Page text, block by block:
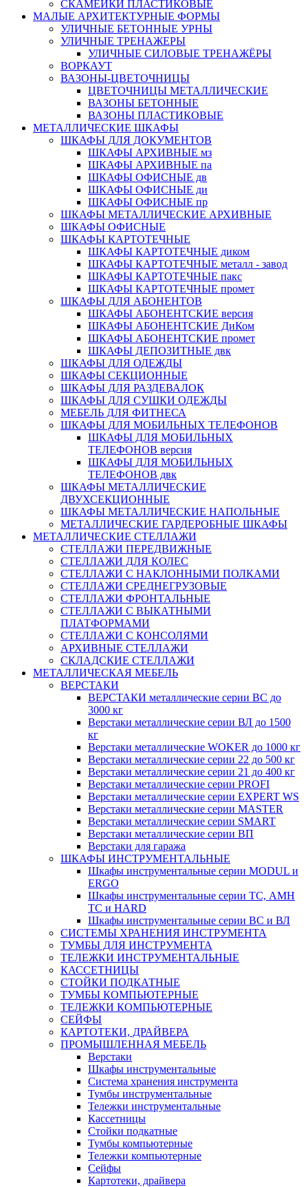
СКАМЕЙКИ ПЛАСТИКОВЫЕ
МАЛЫЕ АРХИТЕКТУРНЫЕ ФОРМЫ
УЛИЧНЫЕ БЕТОННЫЕ УРНЫ
УЛИЧНЫЕ ТРЕНАЖЕРЫ
УЛИЧНЫЕ СИЛОВЫЕ ТРЕНАЖЁРЫ
ВОРКАУТ
ВАЗОНЫ-ЦВЕТОЧНИЦЫ
ЦВЕТОЧНИЦЫ МЕТАЛЛИЧЕСКИЕ
ВАЗОНЫ БЕТОННЫЕ
ВАЗОНЫ ПЛАСТИКОВЫЕ
МЕТАЛЛИЧЕСКИЕ ШКАФЫ
ШКАФЫ ДЛЯ ДОКУМЕНТОВ
ШКАФЫ АРХИВНЫЕ мз
ШКАФЫ АРХИВНЫЕ па
ШКАФЫ ОФИСНЫЕ дв
ШКАФЫ ОФИСНЫЕ ди
ШКАФЫ ОФИСНЫЕ пр
ШКАФЫ МЕТАЛЛИЧЕСКИЕ АРХИВНЫЕ
ШКАФЫ ОФИСНЫЕ
ШКАФЫ КАРТОТЕЧНЫЕ
ШКАФЫ КАРТОТЕЧНЫЕ диком
ШКАФЫ КАРТОТЕЧНЫЕ металл - завод
ШКАФЫ КАРТОТЕЧНЫЕ пакс
ШКАФЫ КАРТОТЕЧНЫЕ промет
ШКАФЫ ДЛЯ АБОНЕНТОВ
ШКАФЫ АБОНЕНТСКИЕ версия
ШКАФЫ АБОНЕНТСКИЕ ДиКом
ШКАФЫ АБОНЕНТСКИЕ промет
ШКАФЫ ДЕПОЗИТНЫЕ двк
ШКАФЫ ДЛЯ ОДЕЖДЫ
ШКАФЫ СЕКЦИОННЫЕ
ШКАФЫ ДЛЯ РАЗДЕВАЛОК
ШКАФЫ ДЛЯ СУШКИ ОДЕЖДЫ
МЕБЕЛЬ ДЛЯ ФИТНЕСА
ШКАФЫ ДЛЯ МОБИЛЬНЫХ ТЕЛЕФОНОВ
ШКАФЫ ДЛЯ МОБИЛЬНЫХ
ТЕЛЕФОНОВ версия
ШКАФЫ ДЛЯ МОБИЛЬНЫХ
ТЕЛЕФОНОВ двк
ШКАФЫ МЕТАЛЛИЧЕСКИЕ
ДВУХСЕКЦИОННЫЕ
ШКАФЫ МЕТАЛЛИЧЕСКИЕ НАПОЛЬНЫЕ
МЕТАЛЛИЧЕСКИЕ ГАРДЕРОБНЫЕ ШКАФЫ
МЕТАЛЛИЧЕСКИЕ СТЕЛЛАЖИ
СТЕЛЛАЖИ ПЕРЕДВИЖНЫЕ
СТЕЛЛАЖИ ДЛЯ КОЛЕС
СТЕЛЛАЖИ С НАКЛОННЫМИ ПОЛКАМИ
СТЕЛЛАЖИ СРЕДНЕГРУЗОВЫЕ
СТЕЛЛАЖИ ФРОНТАЛЬНЫЕ
СТЕЛЛАЖИ С ВЫКАТНЫМИ
ПЛАТФОРМАМИ
СТЕЛЛАЖИ С КОНСОЛЯМИ
АРХИВНЫЕ СТЕЛЛАЖИ
СКЛАДСКИЕ СТЕЛЛАЖИ
МЕТАЛЛИЧЕСКАЯ МЕБЕЛЬ
ВЕРСТАКИ
ВЕРСТАКИ металлические серии ВС до
3000 кг
Верстаки металлические серии ВЛ до 1500
кг
Верстаки металлические WOKER до 1000 кг
Верстаки металлические серии 22 до 500 кг
Верстаки металлические серии 21 до 400 кг
Верстаки металлические серии PROFI
Верстаки металлические серии EXPERT WS
Верстаки металлические серии MASTER
Верстаки металлические серии SMART
Верстаки металлические серии ВП
Верстаки для гаража
ШКАФЫ ИНСТРУМЕНТАЛЬНЫЕ
Шкафы инструментальные серии MODUL и
ERGO
Шкафы инструментальные серии ТС, АМН
ТС и HARD
Шкафы инструментальные серии ВС и ВЛ
СИСТЕМЫ ХРАНЕНИЯ ИНСТРУМЕНТА
ТУМБЫ ДЛЯ ИНСТРУМЕНТА
ТЕЛЕЖКИ ИНСТРУМЕНТАЛЬНЫЕ
КАССЕТНИЦЫ
СТОЙКИ ПОДКАТНЫЕ
ТУМБЫ КОМПЬЮТЕРНЫЕ
ТЕЛЕЖКИ КОМПЬЮТЕРНЫЕ
СЕЙФЫ
КАРТОТЕКИ, ДРАЙВЕРА
ПРОМЫШЛЕННАЯ МЕБЕЛЬ
Верстаки
Шкафы инструментальные
Система хранения инструмента
Тумбы инструментальные
Тележки инструментальные
Кассетницы
Стойки подкатные
Тумбы компьютерные
Тележки компьютерные
Сейфы
Картотеки, драйвера